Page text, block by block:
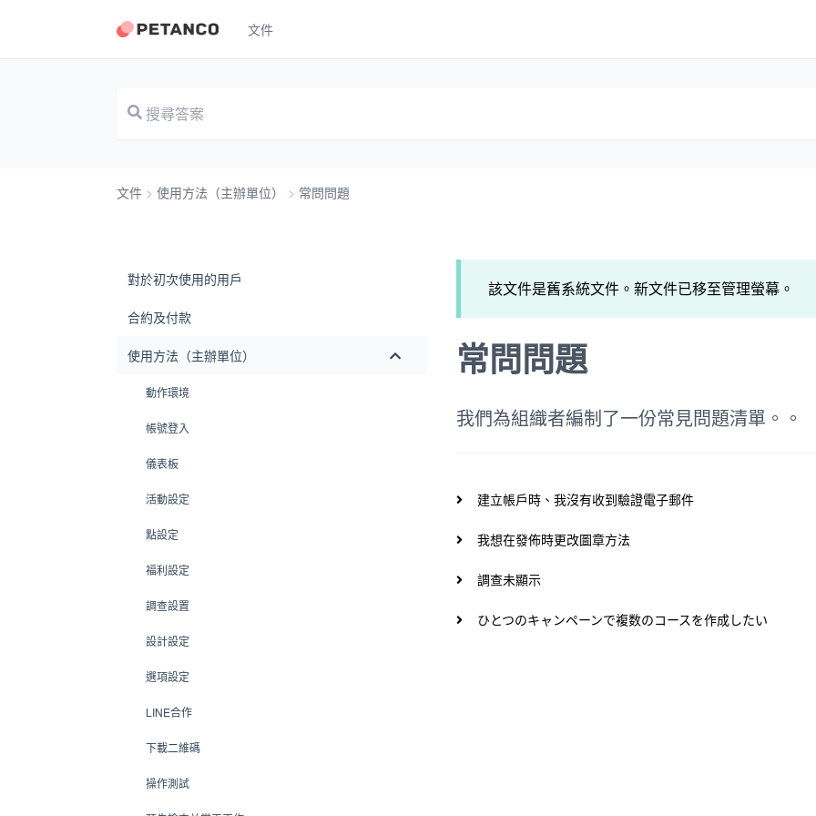
文件
文件 > 使用方法（主辦單位） > 常問問題
對於初次使用的用戶
合約及付款
使用方法（主辦單位）
動作環境
帳號登入
儀表板
活動設定
點設定
福利設定
調查設置
設計設定
選項設定
LINE合作
下載二維碼
操作測試
該文件是舊系統文件。新文件已移至管理螢幕。
常問問題
我們為組織者編制了一份常見問題清單。。
建立帳戶時、我沒有收到驗證電子郵件
我想在發佈時更改圖章方法
調查未顯示
ひとつのキャンペーンで複数のコースを作成したい